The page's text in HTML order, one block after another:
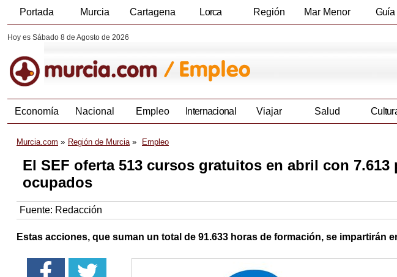
Portada Murcia Cartagena Lorca Región Mar Menor Guía
Hoy es Sábado 8 de Agosto de 2026
Economía Nacional Empleo Internacional Viajar Salud
Murcia.com Región de Murcia Empleo
El SEF oferta 513 cursos gratuitos en abril con 7.613
ocupados
Fuente: Redacción
Estas acciones, que suman un total de 91.633 horas de formación, se impartirán